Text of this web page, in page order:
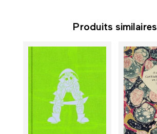
Produits similaires